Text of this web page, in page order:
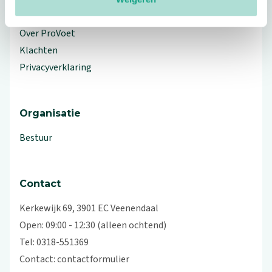
Workshops en lezingen
Over ProVoet
Klachten
Privacyverklaring
Organisatie
Bestuur
Contact
Kerkewijk 69, 3901 EC Veenendaal
Open: 09:00 - 12:30 (alleen ochtend)
Tel: 0318-551369
Contact:contactformulier